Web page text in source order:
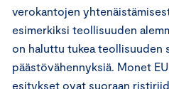
verokantojen
esimerkiksi teollisuuden
on haluttu tukea teollisuuden
päästövähennyksiä. Monet
esitykset ovat suoraan